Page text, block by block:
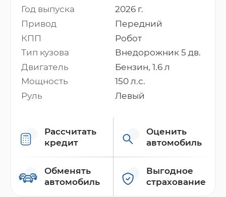
Год выпуска
2026 г.
Привод
Передний
КПП
Робот
Тип кузова
Внедорожник 5 дв.
Двигатель
Бензин, 1.6 л
Мощность
150 л.с.
Руль
Левый
Рассчитать
кредит
Оценить
автомобиль
Обменять
автомобиль
Выгодное
страхование